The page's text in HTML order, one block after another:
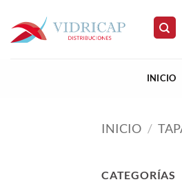
contenido
INICIO
INICIO /
CATEGORÍAS